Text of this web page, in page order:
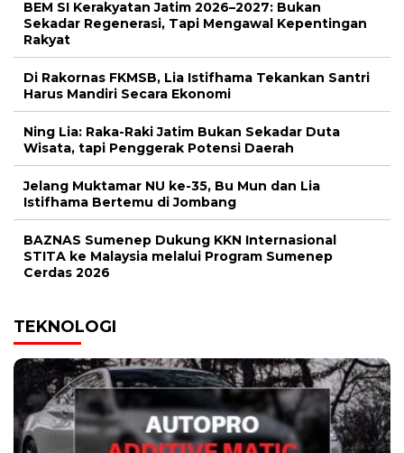
BEM SI Kerakyatan Jatim 2026–2027: Bukan
Sekadar Regenerasi, Tapi Mengawal Kepentingan
Rakyat
Di Rakornas FKMSB, Lia Istifhama Tekankan Santri
Harus Mandiri Secara Ekonomi
Ning Lia: Raka-Raki Jatim Bukan Sekadar Duta
Wisata, tapi Penggerak Potensi Daerah
Jelang Muktamar NU ke-35, Bu Mun dan Lia
Istifhama Bertemu di Jombang
BAZNAS Sumenep Dukung KKN Internasional
STITA ke Malaysia melalui Program Sumenep
Cerdas 2026
TEKNOLOGI